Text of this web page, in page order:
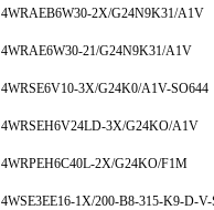
4WRAEB6W30-2X/G24N9K31/A1V
4WRAE6W30-21/G24N9K31/A1V
4WRSE6V10-3X/G24K0/A1V-SO644
4WRSEH6V24LD-3X/G24KO/A1V
4WRPEH6C40L-2X/G24KO/F1M
4WSE3EE16-1X/200-B8-315-K9-D-V-